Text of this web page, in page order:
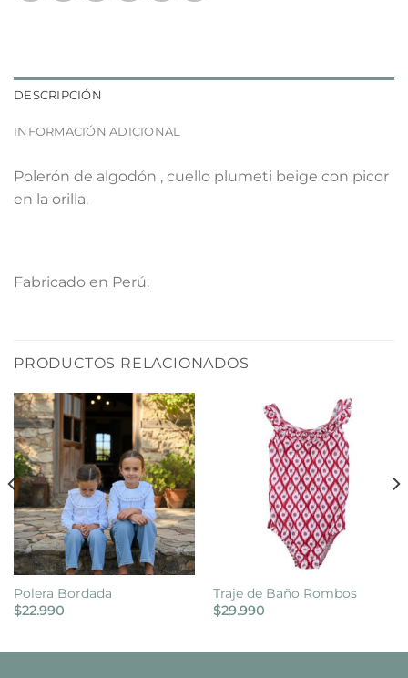
DESCRIPCIÓN
INFORMACIÓN ADICIONAL
Polerón de algodón , cuello plumeti beige con picor
en la orilla.
Fabricado en Perú.
PRODUCTOS RELACIONADOS
Polera Bordada
$22.990
Traje de Baño Rombos
$29.990